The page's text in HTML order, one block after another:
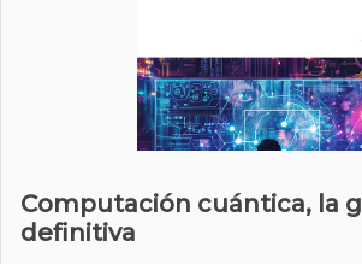
Computación cuántica, la
definitiva